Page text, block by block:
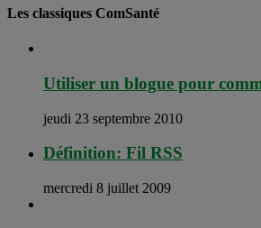
Les classiques ComSanté
Utiliser un blogue pour
jeudi 23 septembre 2010
Définition: Fil RSS
mercredi 8 juillet 2009